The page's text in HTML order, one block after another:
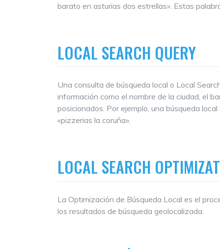
barato en asturias dos estrellas». Estas
LOCAL SEARCH QUERY
Una consulta de búsqueda local o Local
información como el nombre de la ciudad, el
posicionados. Por ejemplo, una búsqueda
«pizzerias la coruña».
LOCAL SEARCH
La Optimización de Búsqueda Local es el
los resultados de búsqueda geolocalizada.